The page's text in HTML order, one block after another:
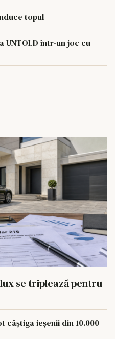
topul
UNTOLD într-un joc cu
se triplează pentru
câștiga ieșenii din 10.000